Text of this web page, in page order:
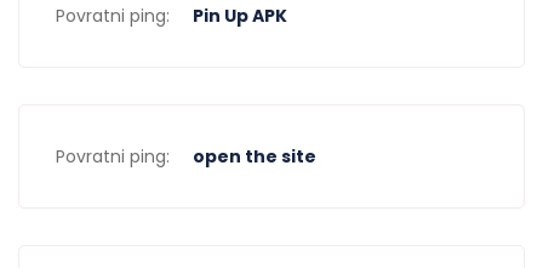
Povratni ping: Pin Up APK
Povratni ping: open the site